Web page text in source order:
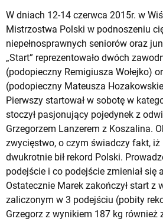
W dniach 12-14 czerwca 2015r. w
Mistrzostwa Polski w podnoszeniu
niepełnosprawnych seniorów oraz
„Start” reprezentowało dwóch
(podopieczny Remigiusza Wołejko)
(podopieczny Mateusza
Pierwszy startował w sobotę w
stoczył pasjonujący pojedynek z
Grzegorzem Lanzerem z Koszalina.
zwycięstwo, o czym świadczy fakt, iż
dwukrotnie bił rekord Polski.
podejście i co podejście zmieniał się
Ostatecznie Marek zakończył start z
zaliczonym w 3 podejściu (pobity
Grzegorz z wynikiem 187 kg również